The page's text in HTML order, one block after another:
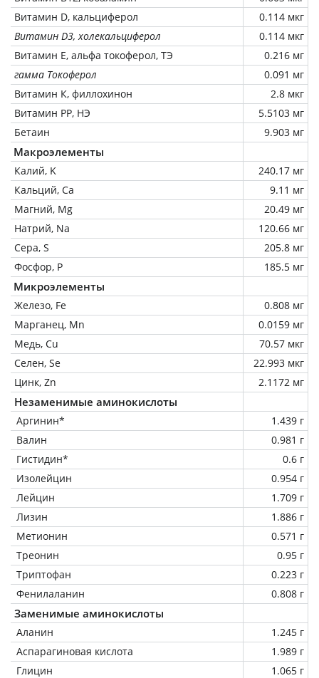
Витамин D, кальциферол
0.114 мкг
Витамин D3, холекальциферол
0.114 мкг
Витамин Е, альфа токоферол, ТЭ
0.216 мг
гамма Токоферол
0.091 мг
Витамин К, филлохинон
2.8 мкг
Витамин РР, НЭ
5.5103 мг
Бетаин
9.903 мг
Макроэлементы
Калий, K
240.17 мг
Кальций, Ca
9.11 мг
Магний, Mg
20.49 мг
Натрий, Na
120.66 мг
Сера, S
205.8 мг
Фосфор, P
185.5 мг
Микроэлементы
Железо, Fe
0.808 мг
Марганец, Mn
0.0159 мг
Медь, Cu
70.57 мкг
Селен, Se
22.993 мкг
Цинк, Zn
2.1172 мг
Незаменимые аминокислоты
Аргинин*
1.439 г
Валин
0.981 г
Гистидин*
0.6 г
Изолейцин
0.954 г
Лейцин
1.709 г
Лизин
1.886 г
Метионин
0.571 г
Треонин
0.95 г
Триптофан
0.223 г
Фенилаланин
0.808 г
Заменимые аминокислоты
Аланин
1.245 г
Аспарагиновая кислота
1.989 г
Глицин
1.065 г